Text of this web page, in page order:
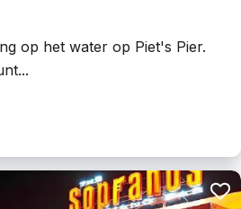
op het water op Piet's Pier.